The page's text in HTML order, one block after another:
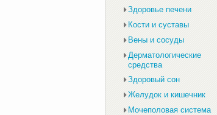
Здоровье печени
Кости и суставы
Вены и сосуды
Дерматологические
средства
Здоровый сон
Желудок и кишечник
Мочеполовая система